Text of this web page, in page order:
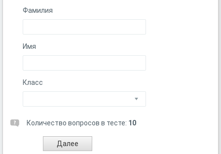
Фамилия
Имя
Класс
Количество вопросов в тесте: 10